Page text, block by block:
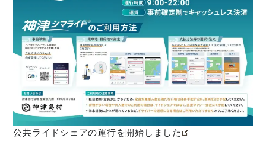
公共ライドシェアの運行を開始しました